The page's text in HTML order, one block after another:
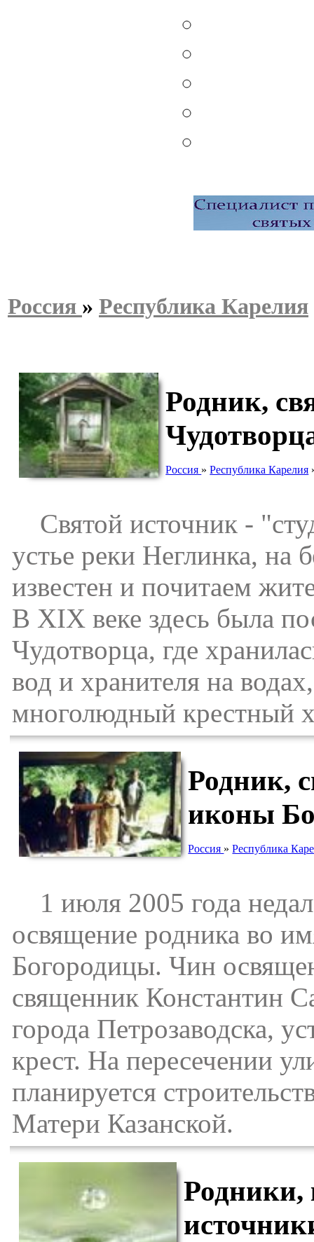
Россия » Республика Карелия
Родник,
Россия »Республика Карелия
Святой источник -
устье реки Неглинка, на
известен и почитаем
В ХIХ веке здесь была
Чудотворца, где
вод и хранителя на
многолюдный крестный
Родник,
иконы
Россия »Республика
1 июля 2005 года
освящение родника во
Богородицы. Чин
священник Константин
города Петрозаводска,
крест. На пересечении
планируется
Матери Казанской.
Родники,